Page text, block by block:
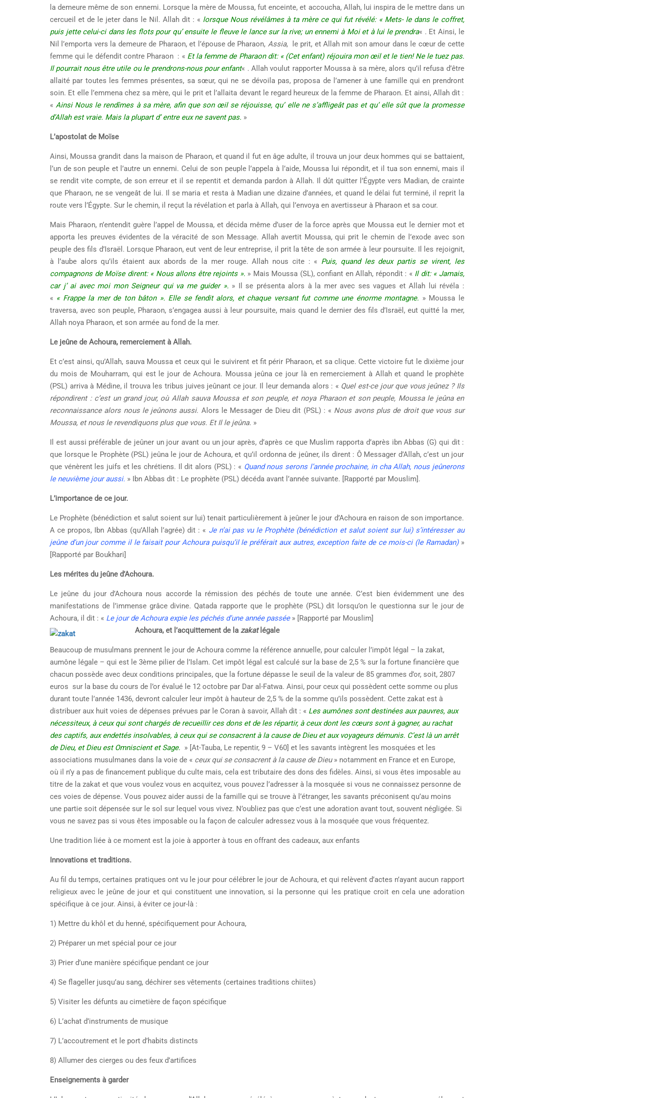
la demeure même de son ennemi. Lorsque la mère de Moussa, fut enceinte, et accoucha, Allah, lui inspira de le mettre dans un
cercueil et de le jeter dans le Nil. Allah dit : « lorsque Nous révélâmes à ta mère ce qui fut révélé: « Mets- le dans le coffret,
puis jette celui-ci dans les flots pour qu’ ensuite le fleuve le lance sur la rive; un ennemi à Moi et à lui le prendra« . Et Ainsi, le
Nil l’emporta vers la demeure de Pharaon, et l’épouse de Pharaon, Assia, le prit, et Allah mit son amour dans le cœur de cette
femme qui le défendit contre Pharaon : « Et la femme de Pharaon dit: « (Cet enfant) réjouira mon œil et le tien! Ne le tuez pas.
Il pourrait nous être utile ou le prendrons-nous pour enfant« . Allah voulut rapporter Moussa à sa mère, alors qu’il refusa d’être
allaité par toutes les femmes présentes, sa sœur, qui ne se dévoila pas, proposa de l’amener à une famille qui en prendront
soin. Et elle l’emmena chez sa mère, qui le prit et l’allaita devant le regard heureux de la femme de Pharaon. Et ainsi, Allah dit :
«Ainsi Nous le rendîmes à sa mère, afin que son œil se réjouisse, qu’ elle ne s’affligeât pas et qu’ elle sût que la promesse
d’Allah est vraie. Mais la plupart d’ entre eux ne savent pas. »
L’apostolat de Moïse
Ainsi, Moussa grandit dans la maison de Pharaon, et quand il fut en âge adulte, il trouva un jour deux hommes qui se battaient,
l’un de son peuple et l’autre un ennemi. Celui de son peuple l’appela à l’aide, Moussa lui répondit, et il tua son ennemi, mais il
se rendit vite compte, de son erreur et il se repentit et demanda pardon à Allah. Il dût quitter l’Égypte vers Madian, de crainte
que Pharaon, ne se vengeât de lui. Il se maria et resta à Madian une dizaine d’années, et quand le délai fut terminé, il reprit la
route vers l’Égypte. Sur le chemin, il reçut la révélation et parla à Allah, qui l’envoya en avertisseur à Pharaon et sa cour.
Mais Pharaon, n’entendit guère l’appel de Moussa, et décida même d’user de la force après que Moussa eut le dernier mot et
apporta les preuves évidentes de la véracité de son Message. Allah avertit Moussa, qui prit le chemin de l’exode avec son
peuple des fils d’Israël. Lorsque Pharaon, eut vent de leur entreprise, il prit la tête de son armée à leur poursuite. Il les rejoignit,
à l’aube alors qu’ils étaient aux abords de la mer rouge. Allah nous cite : « Puis, quand les deux partis se virent, les
compagnons de Moïse dirent: « Nous allons être rejoints ». » Mais Moussa (SL), confiant en Allah, répondit : « Il dit: « Jamais,
car j’ ai avec moi mon Seigneur qui va me guider ». » Il se présenta alors à la mer avec ses vagues et Allah lui révéla :
« « Frappe la mer de ton bâton ». Elle se fendit alors, et chaque versant fut comme une énorme montagne. » Moussa le
traversa, avec son peuple, Pharaon, s’engagea aussi à leur poursuite, mais quand le dernier des fils d’Israël, eut quitté la mer,
Allah noya Pharaon, et son armée au fond de la mer.
Le jeûne de Achoura, remerciement à Allah.
Et c’est ainsi, qu’Allah, sauva Moussa et ceux qui le suivirent et fit périr Pharaon, et sa clique. Cette victoire fut le dixième jour
du mois de Mouharram, qui est le jour de Achoura. Moussa jeûna ce jour là en remerciement à Allah et quand le prophète
(PSL) arriva à Médine, il trouva les tribus juives jeûnant ce jour. Il leur demanda alors : « Quel est-ce jour que vous jeûnez ? Ils
répondirent : c’est un grand jour, où Allah sauva Moussa et son peuple, et noya Pharaon et son peuple, Moussa le jeûna en
reconnaissance alors nous le jeûnons aussi. Alors le Messager de Dieu dit (PSL) : « Nous avons plus de droit que vous sur
Moussa, et nous le revendiquons plus que vous. Et Il le jeûna. »
Il est aussi préférable de jeûner un jour avant ou un jour après, d’après ce que Muslim rapporta d’après ibn Abbas (G) qui dit :
que lorsque le Prophète (PSL) jeûna le jour de Achoura, et qu’il ordonna de jeûner, ils dirent : Ô Messager d’Allah, c’est un jour
que vénèrent les juifs et les chrétiens. Il dit alors (PSL) : « Quand nous serons l’année prochaine, in cha Allah, nous jeûnerons
le neuvième jour aussi. » Ibn Abbas dit : Le prophète (PSL) décéda avant l’année suivante. [Rapporté par Mouslim].
L’importance de ce jour.
Le Prophète (bénédiction et salut soient sur lui) tenait particulièrement à jeûner le jour d’Achoura en raison de son importance.
A ce propos, Ibn Abbas (qu’Allah l’agrée) dit : « Je n’ai pas vu le Prophète (bénédiction et salut soient sur lui) s’intéresser au
jeûne d’un jour comme il le faisait pour Achoura puisqu’il le préférait aux autres, exception faite de ce mois-ci (le Ramadan) »
[Rapporté par Boukhari]
Les mérites du jeûne d’Achoura.
Le jeûne du jour d’Achoura nous accorde la rémission des péchés de toute une année. C’est bien évidemment une des
manifestations de l’immense grâce divine. Qatada rapporte que le prophète (PSL) dit lorsqu’on le questionna sur le jour de
Achoura, il dit : « Le jour de Achoura expie les péchés d’une année passée» [Rapporté par Mouslim]
Achoura, et l’acquittement de la zakatlégale
Beaucoup de musulmans prennent le jour de Achoura comme la référence annuelle, pour calculer l’impôt légal – la zakat,
aumône légale – qui est le 3ème pilier de l’Islam. Cet impôt légal est calculé sur la base de 2,5 % sur la fortune financière que
chacun possède avec deux conditions principales, que la fortune dépasse le seuil de la valeur de 85 grammes d’or, soit, 2807
euros sur la base du cours de l’or évalué le 12 octobre par Dar al-Fatwa. Ainsi, pour ceux qui possèdent cette somme ou plus
durant toute l’année 1436, devront calculer leur impôt à hauteur de 2,5 % de la somme qu’ils possèdent. Cette zakat est à
distribuer aux huit voies de dépenses prévues par le Coran à savoir, Allah dit : « Les aumônes sont destinées aux pauvres, aux
nécessiteux, à ceux qui sont chargés de recueillir ces dons et de les répartir, à ceux dont les cœurs sont à gagner, au rachat
des captifs, aux endettés insolvables, à ceux qui se consacrent à la cause de Dieu et aux voyageurs démunis. C’est là un arrêt
de Dieu, et Dieu est Omniscient et Sage. » [At-Tauba, Le repentir, 9 – V60] et les savants intègrent les mosquées et les
associations musulmanes dans la voie de « ceux qui se consacrent à la cause de Dieu» notamment en France et en Europe,
où il n’y a pas de financement publique du culte mais, cela est tributaire des dons des fidèles. Ainsi, si vous êtes imposable au
titre de la zakat et que vous voulez vous en acquitez, vous pouvez l’adresser à la mosquée si vous ne connaissez personne de
ces voies de dépense. Vous pouvez aider aussi de la famille qui se trouve à l’étranger, les savants préconisent qu’au moins
une partie soit dépensée sur le sol sur lequel vous vivez. N’oubliez pas que c’est une adoration avant tout, souvent négligée. Si
vous ne savez pas si vous êtes imposable ou la façon de calculer adressez vous à la mosquée que vous fréquentez.
Une tradition liée à ce moment est la joie à apporter à tous en offrant des cadeaux, aux enfants
Innovations et traditions.
Au fil du temps, certaines pratiques ont vu le jour pour célébrer le jour de Achoura, et qui relèvent d’actes n’ayant aucun rapport
religieux avec le jeûne de jour et qui constituent une innovation, si la personne qui les pratique croit en cela une adoration
spécifique à ce jour. Ainsi, à éviter ce jour-là :
1) Mettre du khôl et du henné, spécifiquement pour Achoura,
2) Préparer un met spécial pour ce jour
3) Prier d’une manière spécifique pendant ce jour
4) Se flageller jusqu’au sang, déchirer ses vêtements (certaines traditions chiites)
5) Visiter les défunts au cimetière de façon spécifique
6) L’achat d’instruments de musique
7) L’accoutrement et le port d’habits distincts
8) Allumer des cierges ou des feux d’artifices
Enseignements à garder